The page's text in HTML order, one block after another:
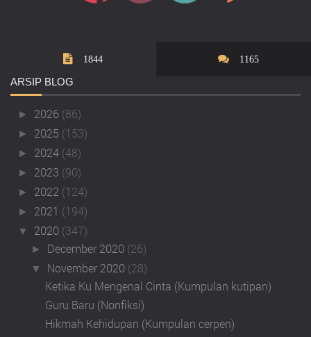
1844 1165
ARSIP BLOG
► 2026 (86)
► 2025 (153)
► 2024 (48)
► 2023 (90)
► 2022 (124)
► 2021 (194)
▼ 2020 (347)
► December 2020 (26)
▼ November 2020 (28)
Ketika Ku Mengenal Cinta (Kumpulan kutipan)
Guru Baru (Nonfiksi)
Hikmah Kehidupan (Kumpulan cerpen)